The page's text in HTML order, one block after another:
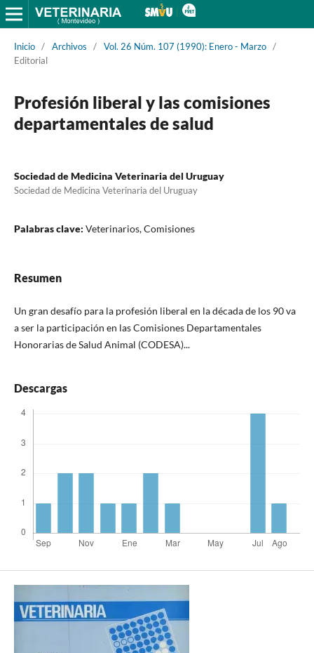
Inicio / Archivos / Vol. 26 Núm. 107 (1990): Enero - Marzo /
Editorial
Profesión liberal y las comisiones
departamentales de salud
Sociedad de Medicina Veterinaria del Uruguay
Sociedad de Medicina Veterinaria del Uruguay
Palabras clave: Veterinarios, Comisiones
Resumen
Un gran desafío para la profesión liberal en la década de los 90 va
a ser la participación en las Comisiones Departamentales
Honorarias de Salud Animal (CODESA)...
Descargas